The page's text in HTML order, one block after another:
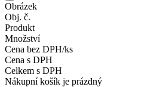
Obrázek
Obj. č.
Produkt
Množství
Cena bez DPH/ks
Cena s DPH
Celkem s DPH
Nákupní košík je prázdný